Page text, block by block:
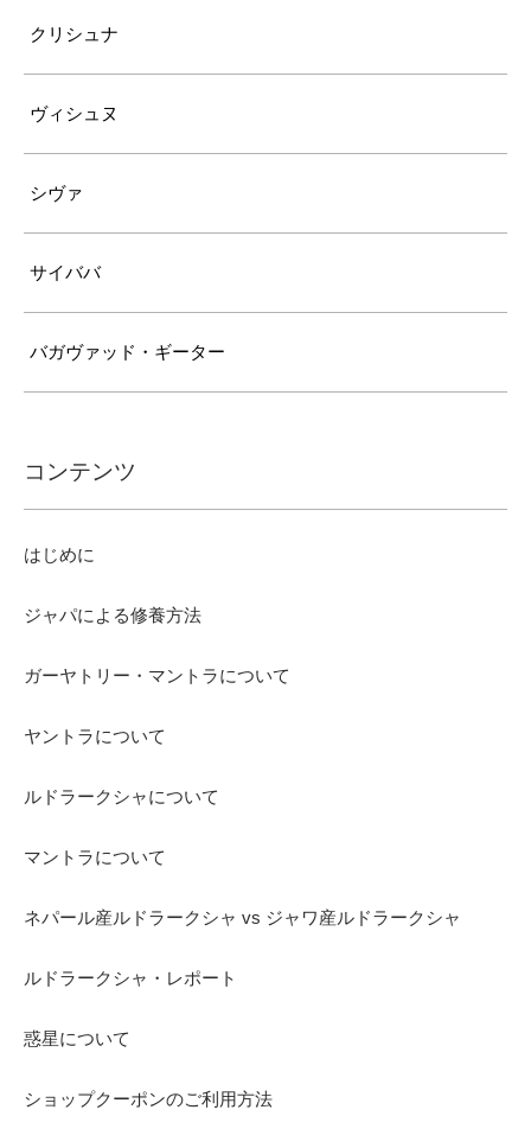
クリシュナ
ヴィシュヌ
シヴァ
サイババ
バガヴァッド・ギーター
コンテンツ
はじめに
ジャパによる修養方法
ガーヤトリー・マントラについて
ヤントラについて
ルドラークシャについて
マントラについて
ネパール産ルドラークシャ vs ジャワ産ルドラークシャ
ルドラークシャ・レポート
惑星について
ショップクーポンのご利用方法